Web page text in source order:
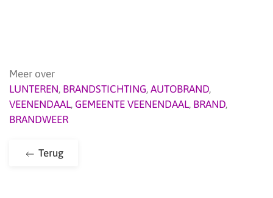
Meer over
LUNTEREN, BRANDSTICHTING, AUTOBRAND,
VEENENDAAL, GEMEENTE VEENENDAAL, BRAND,
BRANDWEER
Terug